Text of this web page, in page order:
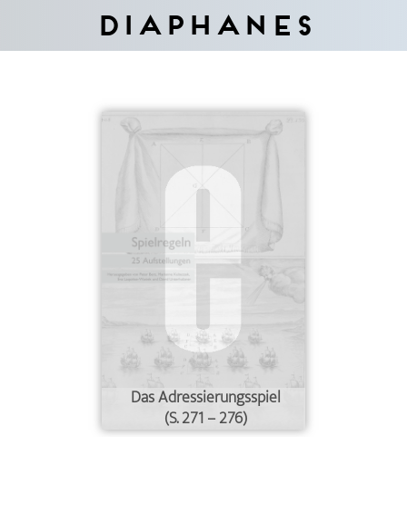
Diaphanes
Das Adressierungsspiel
(S. 271 – 276)